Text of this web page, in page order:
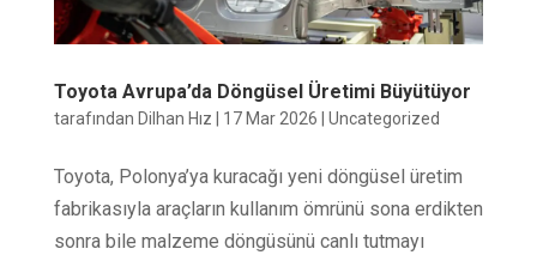
Toyota Avrupa’da Döngüsel Üretimi Büyütüyor
tarafından Dilhan Hız 17 Mar 2026 Uncategorized
Toyota, Polonya’ya kuracağı yeni döngüsel üretim
fabrikasıyla araçların kullanım ömrünü sona erdikten
sonra bile malzeme döngüsünü canlı tutmayı